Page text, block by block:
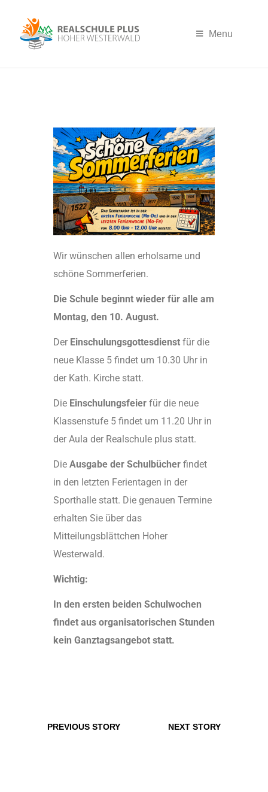
Menu
Wir wünschen allen erholsame und
schöne Sommerferien.
Die Schule beginnt wieder für alle am
Montag, den 10. August.
Der Einschulungsgottesdienst für die
neue Klasse 5 findet um 10.30 Uhr in
der Kath. Kirche statt.
Die Einschulungsfeier für die neue
Klassenstufe 5 findet um 11.20 Uhr in
der Aula der Realschule plus statt.
Die Ausgabe der Schulbücher findet
in den letzten Ferientagen in der
Sporthalle statt. Die genauen Termine
erhalten Sie über das
Mitteilungsblättchen Hoher
Westerwald.
Wichtig:
In den ersten beiden Schulwochen
findet aus organisatorischen Stunden
kein Ganztagsangebot statt.
PREVIOUS STORY NEXT STORY